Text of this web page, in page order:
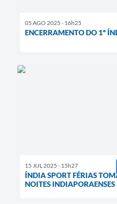
05 AGO 2025 - 16h25
ENCERRAMENTO DO 1º
15 JUL 2025 - 15h27
ÍNDIA SPORT FÉRIAS
NOITES